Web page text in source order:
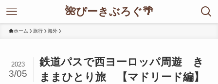
🌺ぴーきぶろぐ🌴
ホーム 旅行 海外
鉄道パスで西ヨーロッパ周遊 き
ままひとり旅 【マドリード編】
2023
3/05